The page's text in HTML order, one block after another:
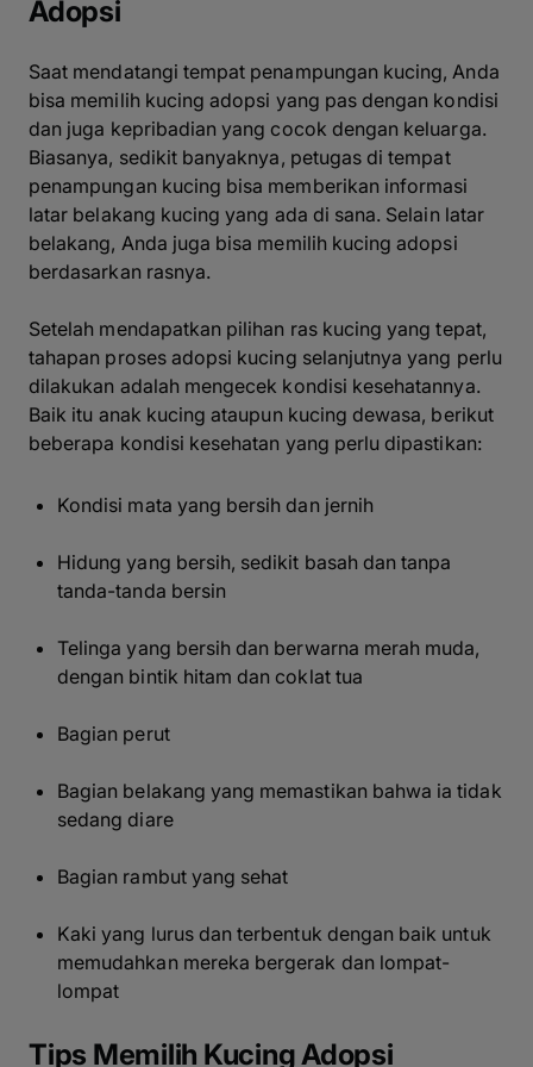
Adopsi
Saat mendatangi tempat penampungan kucing, Anda
bisa memilih kucing adopsi yang pas dengan kondisi
dan juga kepribadian yang cocok dengan keluarga.
Biasanya, sedikit banyaknya, petugas di tempat
penampungan kucing bisa memberikan informasi
latar belakang kucing yang ada di sana. Selain latar
belakang, Anda juga bisa memilih kucing adopsi
berdasarkan rasnya.
Setelah mendapatkan pilihan ras kucing yang tepat,
tahapan proses adopsi kucing selanjutnya yang perlu
dilakukan adalah mengecek kondisi kesehatannya.
Baik itu anak kucing ataupun kucing dewasa, berikut
beberapa kondisi kesehatan yang perlu dipastikan:
Kondisi mata yang bersih dan jernih
Hidung yang bersih, sedikit basah dan tanpa
tanda-tanda bersin
Telinga yang bersih dan berwarna merah muda,
dengan bintik hitam dan coklat tua
Bagian perut
Bagian belakang yang memastikan bahwa ia tidak
sedang diare
Bagian rambut yang sehat
Kaki yang lurus dan terbentuk dengan baik untuk
memudahkan mereka bergerak dan lompat-
lompat
Tips Memilih Kucing Adopsi